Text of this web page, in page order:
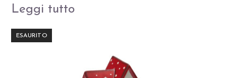
Leggi tutto
ESAURITO